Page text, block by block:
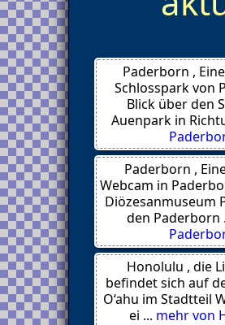
Saint
Rhemes
Saint
La
Courmayeur
Breuil
Paderborn ,
Schlosspark von
Blick über den
Auenpark in
Paderborn ,
Webcam in
Diözesanmuseum
den Paderborn
Honolulu , die
befindet sich auf
O‘ahu im Stadtteil
ei ... mehr von